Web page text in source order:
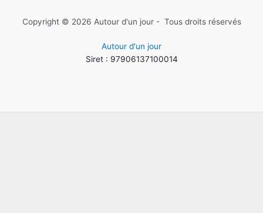
Copyright © 2026 Autour d'un jour - Tous droits réservés
Autour d'un jour
Siret : 97906137100014